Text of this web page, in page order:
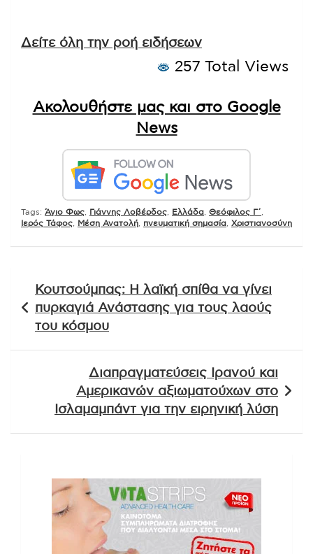
Δείτε όλη την ροή ειδήσεων
257 Total Views
Ακολουθήστε μας και στο Google
News
Tags: Άγιο Φως Γιάννης Λοβέρδος Ελλάδα Θεόφιλος Γ΄
Ιερός Τάφος
Μέση Ανατολή πνευματική σημασία Χριστιανοσύνη
άρθρων
Κουτσούμπας: Η λαϊκή σπίθα να γίνει
πυρκαγιά Ανάστασης για τους λαούς
του κόσμου
Διαπραγματεύσεις Ιρανού και
Αμερικανών αξιωματούχων στο
Ισλαμαμπάντ για την ειρηνική λύση